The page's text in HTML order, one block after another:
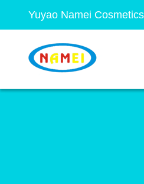
Yuyao Namei